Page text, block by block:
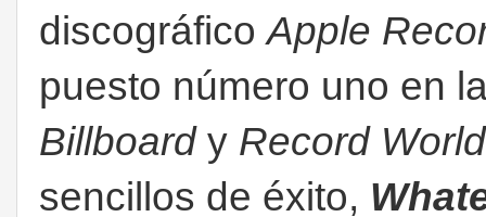
discográficoApple
puesto número uno en
Billboardy Record World
sencillos de éxito,